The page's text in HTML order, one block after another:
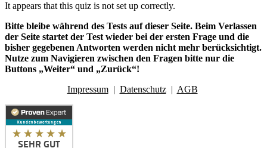
It appears that this quiz is not set up correctly.
Bitte bleibe während des Tests auf dieser Seite. Beim Verlassen
der Seite startet der Test wieder bei der ersten Frage und die
bisher gegebenen Antworten werden nicht mehr berücksichtigt.
Nutze zum Navigieren zwischen den Fragen bitte nur die
Buttons „Weiter“ und „Zurück“!
Impressum| Datenschutz| AGB